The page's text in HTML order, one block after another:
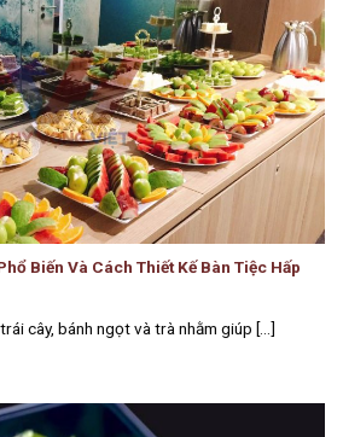
Biến Và Cách Thiết Kế Bàn Tiệc Hấp
cây, bánh ngọt và trà nhằm giúp [...]